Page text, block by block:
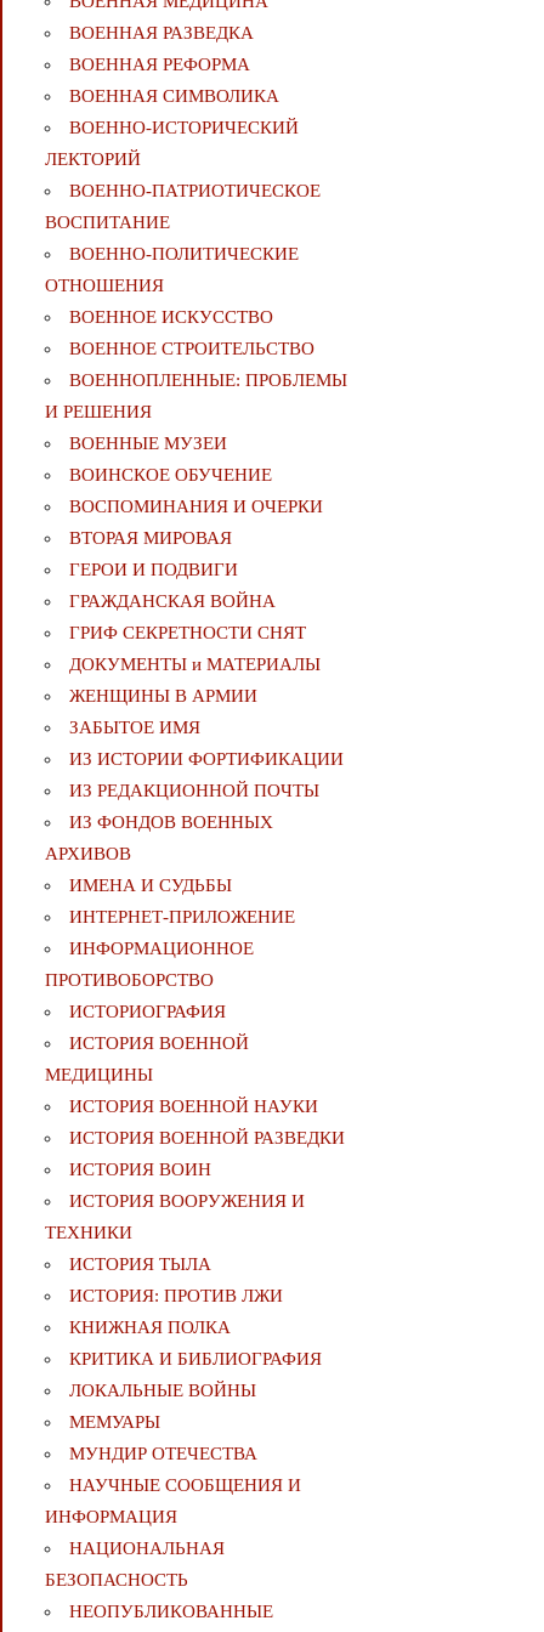
ВОЕННАЯ РАЗВЕДКА
ВОЕННАЯ РЕФОРМА
ВОЕННАЯ СИМВОЛИКА
ВОЕННО-ИСТОРИЧЕСКИЙ
ЛЕКТОРИЙ
ВОЕННО-ПАТРИОТИЧЕСКОЕ
ВОСПИТАНИЕ
ВОЕННО-ПОЛИТИЧЕСКИE
ОТНОШЕНИЯ
ВОЕННОЕ ИСКУССТВО
ВОЕННОЕ СТРОИТЕЛЬСТВО
ВОЕННОПЛЕННЫЕ: ПРОБЛЕМЫ
И РЕШЕНИЯ
ВОЕННЫЕ МУЗЕИ
ВОИНСКОЕ ОБУЧЕНИЕ
ВОСПОМИНАНИЯ И ОЧЕРКИ
ВТОРАЯ МИРОВАЯ
ГЕРОИ И ПОДВИГИ
ГРАЖДАНСКАЯ ВОЙНА
ГРИФ СЕКРЕТНОСТИ СНЯТ
ДОКУМЕНТЫ и МАТЕРИАЛЫ
ЖЕНЩИНЫ В АРМИИ
ЗАБЫТОЕ ИМЯ
ИЗ ИСТОРИИ ФОРТИФИКАЦИИ
ИЗ РЕДАКЦИОННОЙ ПОЧТЫ
ИЗ ФОНДОВ ВОЕННЫХ
АРХИВОВ
ИМЕНА И СУДЬБЫ
ИНТЕРНЕТ-ПРИЛОЖЕНИЕ
ИНФОРМАЦИОННОЕ
ПРОТИВОБОРСТВО
ИСТОРИОГРАФИЯ
ИСТОРИЯ ВОЕННОЙ
МЕДИЦИНЫ
ИСТОРИЯ ВОЕННОЙ НАУКИ
ИСТОРИЯ ВОЕННОЙ РАЗВЕДКИ
ИСТОРИЯ ВОИН
ИСТОРИЯ ВООРУЖЕНИЯ И
ТЕХНИКИ
ИСТОРИЯ ТЫЛА
ИСТОРИЯ: ПРОТИВ ЛЖИ
КНИЖНАЯ ПОЛКА
КРИТИКА И БИБЛИОГРАФИЯ
ЛОКАЛЬНЫЕ ВОЙНЫ
МЕМУАРЫ
МУНДИР ОТЕЧЕСТВА
НАУЧНЫЕ СООБЩЕНИЯ И
ИНФОРМАЦИЯ
НАЦИОНАЛЬНАЯ
БЕЗОПАСНОСТЬ
НЕОПУБЛИКОВАННЫЕ